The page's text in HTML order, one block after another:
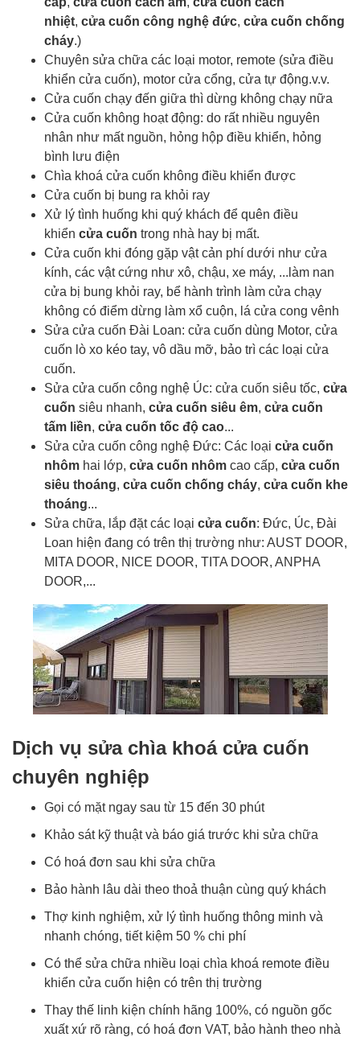
nhiệt, cửa cuốn công nghệ đức, cửa cuốn chống
cháy.)
Chuyên sửa chữa các loại motor, remote (sửa điều
khiển cửa cuốn), motor cửa cổng, cửa tự động.v.v.
Cửa cuốn chạy đến giữa thì dừng không chạy nữa
Cửa cuốn không hoạt động: do rất nhiều nguyên
nhân như mất nguồn, hỏng hộp điều khiển, hỏng
bình lưu điện
Chìa khoá cửa cuốn không điều khiển được
Cửa cuốn bị bung ra khỏi ray
Xử lý tình huống khi quý khách để quên điều
khiển cửa cuốn trong nhà hay bị mất.
Cửa cuốn khi đóng gặp vật cản phí dưới như cửa
kính, các vật cứng như xô, chậu, xe máy, ...làm nan
cửa bị bung khỏi ray, bể hành trình làm cửa chạy
không có điểm dừng làm xổ cuộn, lá cửa cong vênh
Sửa cửa cuốn Đài Loan: cửa cuốn dùng Motor, cửa
cuốn lò xo kéo tay, vô dầu mỡ, bảo trì các loại cửa
cuốn.
Sửa cửa cuốn công nghệ Úc: cửa cuốn siêu tốc, cửa
cuốn siêu nhanh, cửa cuốn siêu êm, cửa cuốn
tấm liền, cửa cuốn tốc độ cao...
Sửa cửa cuốn công nghệ Đức: Các loại cửa cuốn
nhôm hai lớp, cửa cuốn nhôm cao cấp, cửa cuốn
siêu thoáng, cửa cuốn chống cháy, cửa cuốn khe
thoáng...
Sửa chữa, lắp đặt các loại cửa cuốn: Đức, Úc, Đài
Loan hiện đang có trên thị trường như: AUST DOOR,
MITA DOOR, NICE DOOR, TITA DOOR, ANPHA
DOOR,...
Dịch vụ sửa chìa khoá cửa cuốn
chuyên nghiệp
Gọi có mặt ngay sau từ 15 đến 30 phút
Khảo sát kỹ thuật và báo giá trước khi sửa chữa
Có hoá đơn sau khi sửa chữa
Bảo hành lâu dài theo thoả thuận cùng quý khách
Thợ kinh nghiệm, xử lý tình huống thông minh và
nhanh chóng, tiết kiệm 50 % chi phí
Có thể sửa chữa nhiều loại chìa khoá remote điều
khiển cửa cuốn hiện có trên thị trường
Thay thế linh kiện chính hãng 100%, có nguồn gốc
xuất xứ rõ ràng, có hoá đơn VAT, bảo hành theo nhà